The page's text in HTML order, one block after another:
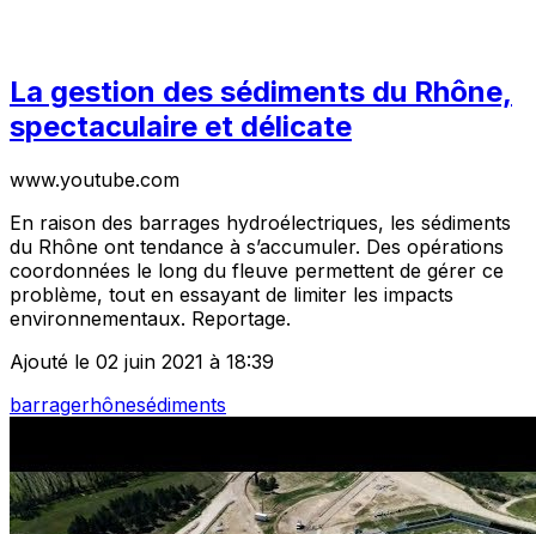
La gestion des sédiments du Rhône,
spectaculaire et délicate
www.youtube.com
En raison des barrages hydroélectriques, les sédiments
du Rhône ont tendance à s’accumuler. Des opérations
coordonnées le long du fleuve permettent de gérer ce
problème, tout en essayant de limiter les impacts
environnementaux. Reportage.
Ajouté le 02 juin 2021 à 18:39
barragerhônesédiments